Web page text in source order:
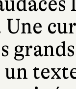
Une
un